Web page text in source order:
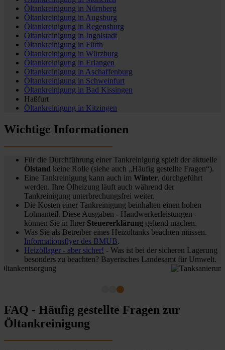
Öltankreinigung in Nürnberg
Öltankreinigung in Augsburg
Öltankreinigung in Regensburg
Öltankreinigung in Ingolstadt
Öltankreinigung in Fürth
Öltankreinigung in Würzburg
Öltankreinigung in Erlangen
Öltankreinigung in Aschaffenburg
Öltankreinigung in Schweinfurt
Öltankreinigung in Bad Kissingen
Haßfurt
Öltankreinigung in Kitzingen
Wichtige Informationen
Für die Durchführung einer Tankreinigung spielt der aktuelle
Ölstand keine Rolle (siehe auch „Häufig gestellte Fragen“).
Eine Tankreinigung kann auch im Winter, durchgeführt
werden. Ihre Ölheizung läuft auch während der
Tankreinigung unterbrechungsfrei weiter.
Die Kosten einer Tankreinigung beinhalten einen hohen
Lohnanteil. Diese Ausgaben - Handwerkerleistungen -
können Sie in Ihrer Steuererklärung geltend machen.
Was Sie als Betreiber eines Heizöltanks beachten müssen.
Informationsflyer des BMUB.
Heizöllager - aber sicher! - Was ist bei der sicheren Lagerung
besonders zu beachten? Bayerisches Landesamt für Umwelt.
FAQ - Häufig gestellte Fragen zur
Öltankreinigung